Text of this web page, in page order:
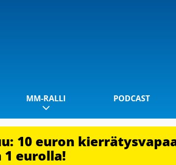
MM-RALLI PODCAST
10 euron
1 eurolla!